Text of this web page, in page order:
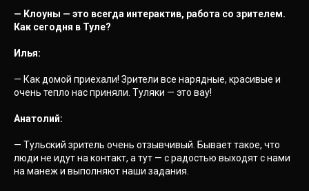
— Клоуны — это всегда интерактив, работа со зрителем.
Как сегодня в Туле?
Илья:
— Как домой приехали! Зрители все нарядные, красивые и
очень тепло нас приняли. Туляки — это вау!
Анатолий:
— Тульский зритель очень отзывчивый. Бывает такое, что
люди не идут на контакт, а тут — с радостью выходят с нами
на манеж и выполняют наши задания.